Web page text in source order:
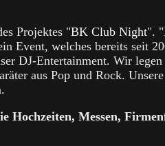
Projektes "BK Club Night".
Event, welches bereits seit
DJ-Entertainment. Wir legen
aus Pop und Rock.
Hochzeiten, Messen,